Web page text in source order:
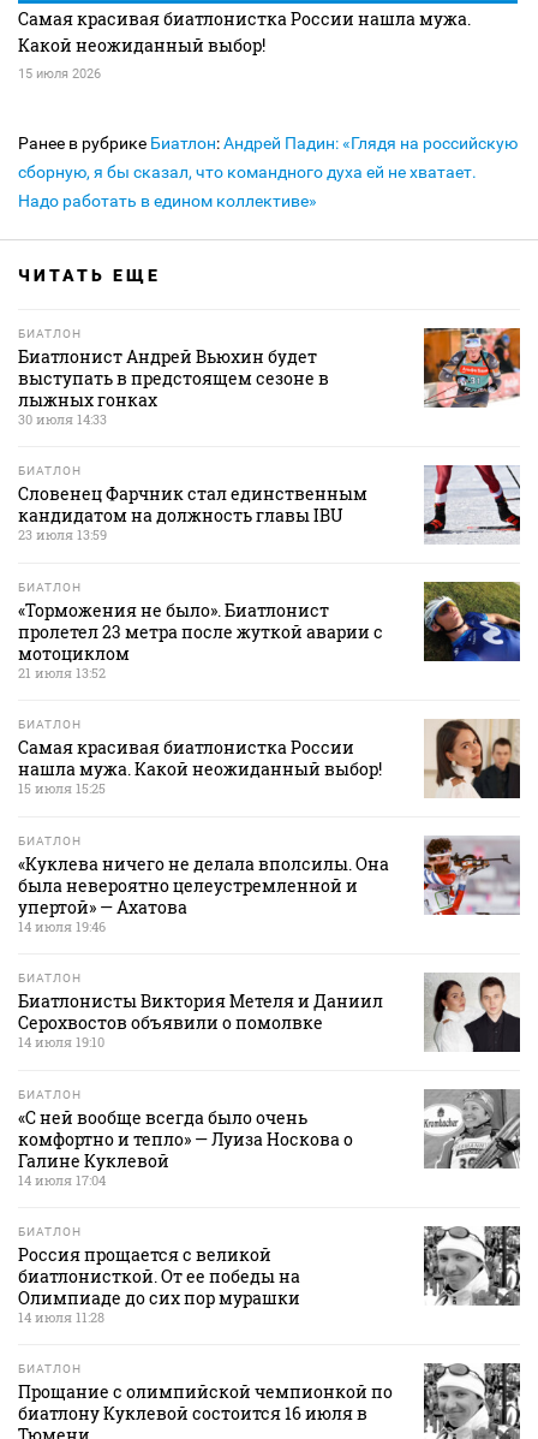
Самая красивая биатлонистка России нашла мужа.
Какой неожиданный выбор!
15 июля 2026
Ранее в рубрике Биатлон:Андрей Падин: «Глядя на российскую
сборную, я бы сказал, что командного духа ей не хватает.
Надо работать в едином коллективе»
ЧИТАТЬ ЕЩЕ
БИАТЛОН
Биатлонист Андрей Вьюхин будет
выступать в предстоящем сезоне в
лыжных гонках
30 июля 14:33
БИАТЛОН
Словенец Фарчник стал единственным
кандидатом на должность главы IBU
23 июля 13:59
БИАТЛОН
«Торможения не было». Биатлонист
пролетел 23 метра после жуткой аварии с
мотоциклом
21 июля 13:52
БИАТЛОН
Самая красивая биатлонистка России
нашла мужа. Какой неожиданный выбор!
15 июля 15:25
БИАТЛОН
«Куклева ничего не делала вполсилы. Она
была невероятно целеустремленной и
упертой» — Ахатова
14 июля 19:46
БИАТЛОН
Биатлонисты Виктория Метеля и Даниил
Серохвостов объявили о помолвке
14 июля 19:10
БИАТЛОН
«С ней вообще всегда было очень
комфортно и тепло» — Луиза Носкова о
Галине Куклевой
14 июля 17:04
БИАТЛОН
Россия прощается с великой
биатлонисткой. От ее победы на
Олимпиаде до сих пор мурашки
14 июля 11:28
БИАТЛОН
Прощание с олимпийской чемпионкой по
биатлону Куклевой состоится 16 июля в